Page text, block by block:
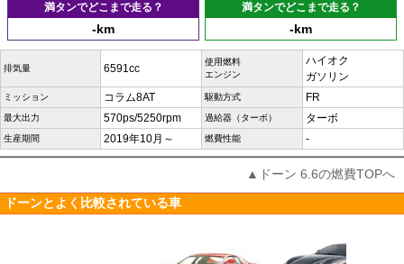
満タンでどこまで走る？
-km
満タンでどこまで走る？
-km
排気量 6591cc
使用燃料
エンジン
ハイオク
ガソリン
ミッション コラム8AT 駆動方式 FR
最大出力 570ps/5250rpm 過給器（ターボ） ターボ
生産期間 2019年10月～ 燃費性能 -
▲ドーン 6.6の燃費TOPへ
ドーンとよく比較されている車